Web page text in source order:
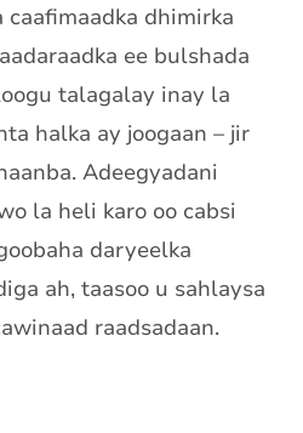
dhimirka
ee bulshada
talagalay inay la
halka ay joogaan – jir
Adeegyadani
la heli karo oo cabsi
daryeelka
ah, taasoo u sahlaysa
raadsadaan.